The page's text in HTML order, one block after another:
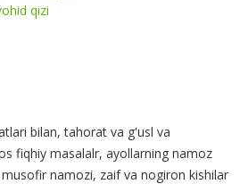
qizi
bilan, tahorat va g'usl va
fiqhiy masalalr, ayollarning namoz
namozi, zaif va nogiron kishilar